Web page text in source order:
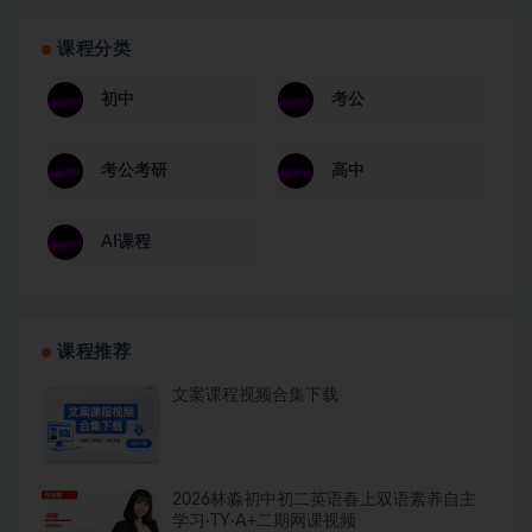
课程分类
初中 考公
考公考研 高中
AI课程
课程推荐
文案课程视频合集下载
2026林淼初中初二英语春上双语素养自主
学习·TY·A+二期网课视频